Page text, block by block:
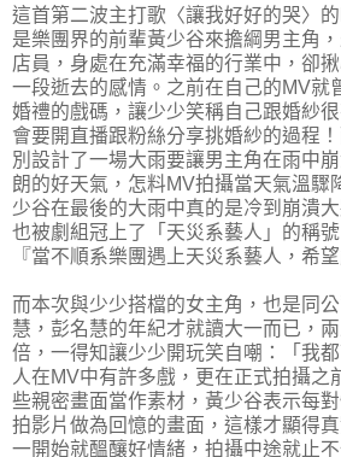
這首第二波主打歌〈讓我好好的哭〉
是樂團界的前輩黃少谷來擔綱男主角
店員，身處在充滿幸福的行業中，卻
一段逝去的感情。之前在自己的MV就
婚禮的戲碼，讓少少笑稱自己跟婚紗
會要開直播跟粉絲分享挑婚紗的過程
別設計了一場大雨要讓男主角在雨中
朗的好天氣，怎料MV拍攝當天氣溫驟
少谷在最後的大雨中真的是冷到崩潰
也被劇組冠上了「天災系藝人」的稱
『當不順系樂團遇上天災系藝人，希
而本次與少少搭檔的女主角，也是同
慧，彭名慧的年紀才就讀大一而已，
倍，一得知讓少少開玩笑自嘲：「我
人在MV中有許多戲，更在正式拍攝之
些親密畫面當作素材，黃少谷表示每
拍影片做為回憶的畫面，這樣才顯得
一開始就醞釀好情緒，拍攝中途就止